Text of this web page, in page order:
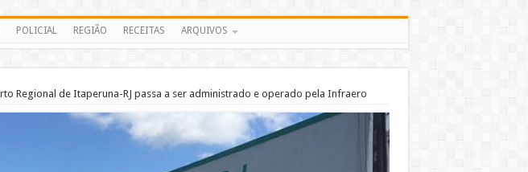
POLICIAL REGIÃO RECEITAS ARQUIVOS
Regional de Itaperuna-RJ passa a ser administrado e operado pela Infraero